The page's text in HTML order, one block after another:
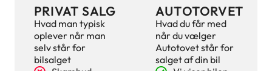
PRIVAT SALG
Hvad man typisk
oplever når man
selv står for
bilsalget
AUTOTORVET
Hvad du får med
når du vælger
Autotovet står for
salget af din bil